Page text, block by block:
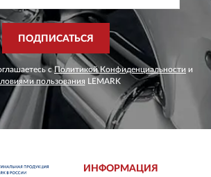
ПОДПИСАТЬСЯ
сПолитикой Конфиденциальности и
пользования LEMARK
ИНФОРМАЦИЯ